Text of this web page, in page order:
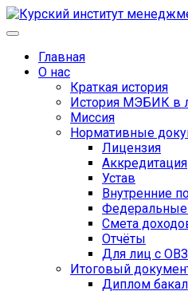
Главная
О нас
Краткая история
История МЭБИК в
Миссия
Нормативные
Лицензия
Аккредитация
Устав
Внутренние
Смета
Отчёты
Для лиц с
Итоговый
Диплом